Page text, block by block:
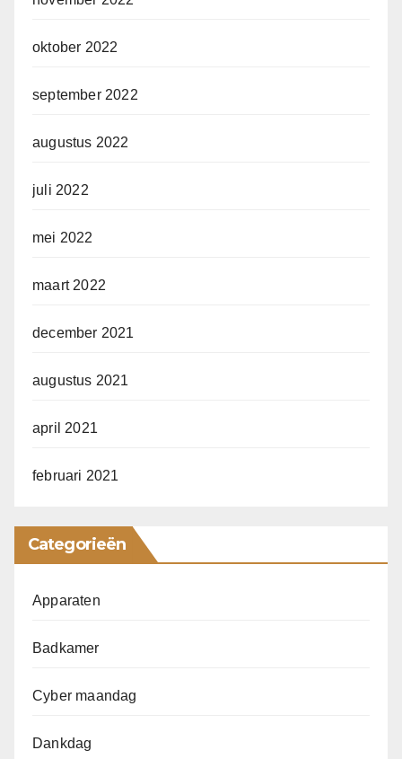
oktober 2022
september 2022
augustus 2022
juli 2022
mei 2022
maart 2022
december 2021
augustus 2021
april 2021
februari 2021
Categorieën
Apparaten
Badkamer
Cyber maandag
Dankdag